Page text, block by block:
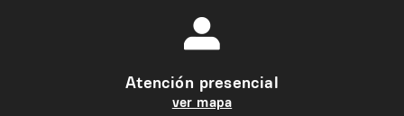
Atención presencial
ver mapa